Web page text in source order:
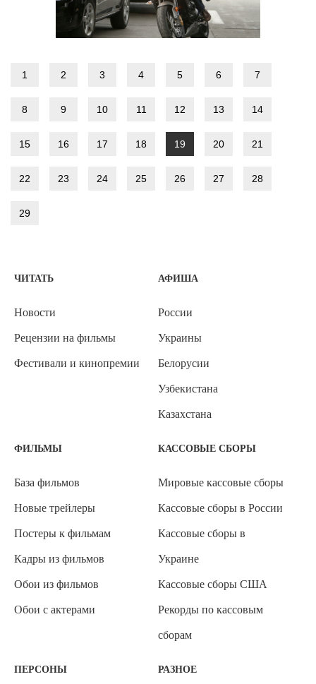
1 2 3 4 5 6 7
8 9 10 11 12 13 14
15 16 17 18 19 20 21
22 23 24 25 26 27 28
29
ЧИТАТЬ
Новости
Рецензии на фильмы
Фестивали и кинопремии
АФИША
России
Украины
Белорусии
Узбекистана
Казахстана
ФИЛЬМЫ
База фильмов
Новые трейлеры
Постеры к фильмам
Кадры из фильмов
Обои из фильмов
Обои с актерами
КАССОВЫЕ СБОРЫ
Мировые кассовые сборы
Кассовые сборы в России
Кассовые сборы в
Украине
Кассовые сборы США
Рекорды по кассовым
сборам
ПЕРСОНЫ РАЗНОЕ